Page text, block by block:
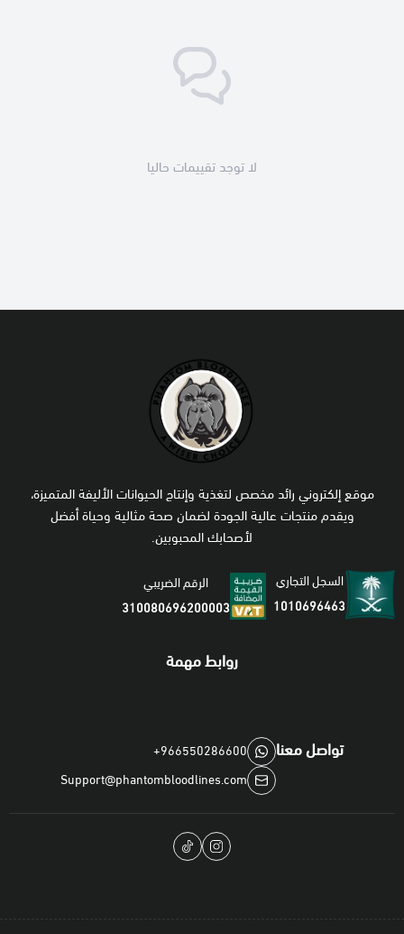
لا توجد تقييمات حاليا
موقع إلكتروني رائد مخصص لتغذية وإنتاج الحيوانات الأليفة المتميزة،
ويقدم منتجات عالية الجودة لضمان صحة مثالية وحياة أفضل
لأصحابك المحبوبين.
السجل التجاري
1010696463
الرقم الضريبي
310080696200003
روابط مهمة
تواصل معنا
+966550286600
Support@phantombloodlines.com